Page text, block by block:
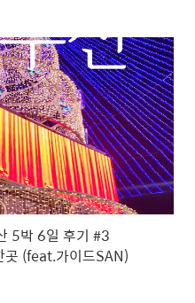
5박 6일 후기 #3
곳 (feat.가이드SAN)